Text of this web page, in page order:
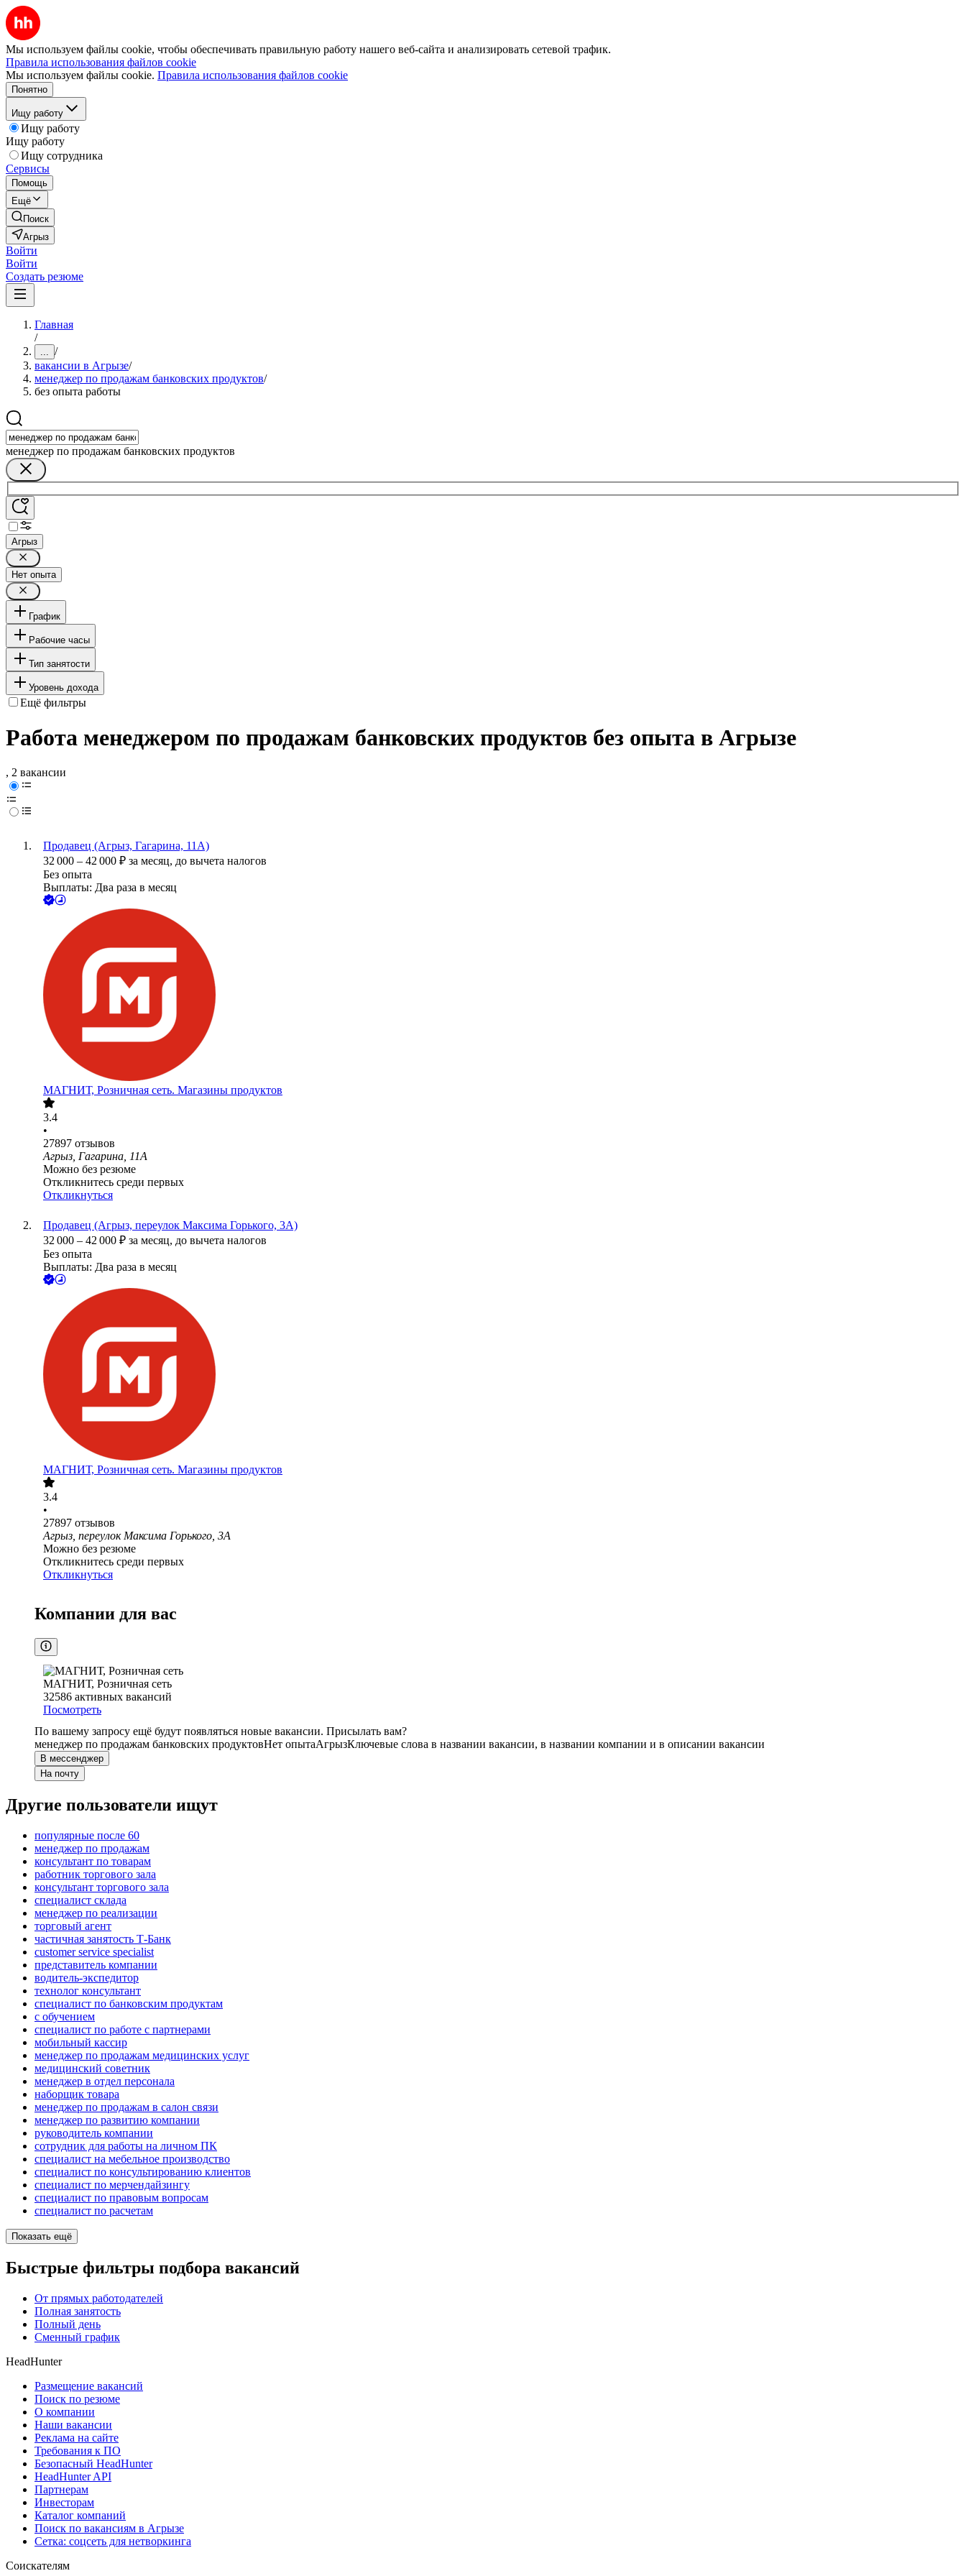
Мы используем файлы cookie, чтобы обеспечивать правильную работу нашего веб-сайта и анализировать сетевой трафик.
Правила использования файлов cookie
Мы используем файлы cookie. Правила использования файлов cookie
Понятно
Ищу работу
Ищу работу
Ищу работу
Ищу сотрудника
Сервисы
Помощь
Ещё
Поиск
Агрыз
Войти
Войти
Создать резюме
Главная
/
... /
вакансии в Агрызе/
менеджер по продажам банковских продуктов/
без опыта работы
менеджер по продажам банковских продуктов
Агрыз
Нет опыта
График
Рабочие часы
Тип занятости
Уровень дохода
Ещё фильтры
Работа менеджером по продажам банковских продуктов без опыта в Агрызе
, 2 вакансии
Продавец (Агрыз, Гагарина, 11А)
32 000 – 42 000 ₽ за месяц, до вычета налогов
Без опыта
Выплаты: Два раза в месяц
МАГНИТ, Розничная сеть. Магазины продуктов
3.4
•
27897 отзывов
Агрыз, Гагарина, 11А
Можно без резюме
Откликнитесь среди первых
Откликнуться
Продавец (Агрыз, переулок Максима Горького, 3А)
32 000 – 42 000 ₽ за месяц, до вычета налогов
Без опыта
Выплаты: Два раза в месяц
МАГНИТ, Розничная сеть. Магазины продуктов
3.4
•
27897 отзывов
Агрыз, переулок Максима Горького, 3А
Можно без резюме
Откликнитесь среди первых
Откликнуться
Компании для вас
МАГНИТ, Розничная сеть
32586 активных вакансий
Посмотреть
По вашему запросу ещё будут появляться новые вакансии. Присылать вам?
менеджер по продажам банковских продуктовНет опытаАгрызКлючевые слова в названии вакансии, в названии компании и в описании вакансии
В мессенджер
На почту
Другие пользователи ищут
популярные после 60
менеджер по продажам
консультант по товарам
работник торгового зала
консультант торгового зала
специалист склада
менеджер по реализации
торговый агент
частичная занятость Т-Банк
customer service specialist
представитель компании
водитель-экспедитор
технолог консультант
специалист по банковским продуктам
с обучением
специалист по работе с партнерами
мобильный кассир
менеджер по продажам медицинских услуг
медицинский советник
менеджер в отдел персонала
наборщик товара
менеджер по продажам в салон связи
менеджер по развитию компании
руководитель компании
сотрудник для работы на личном ПК
специалист на мебельное производство
специалист по консультированию клиентов
специалист по мерчендайзингу
специалист по правовым вопросам
специалист по расчетам
Показать ещё
Быстрые фильтры подбора вакансий
От прямых работодателей
Полная занятость
Полный день
Сменный график
HeadHunter
Размещение вакансий
Поиск по резюме
О компании
Наши вакансии
Реклама на сайте
Требования к ПО
Безопасный HeadHunter
HeadHunter API
Партнерам
Инвесторам
Каталог компаний
Поиск по вакансиям в Агрызе
Сетка: соцсеть для нетворкинга
Соискателям